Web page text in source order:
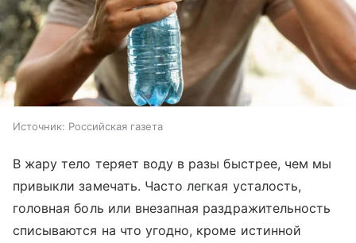
Источник: Российская газета
В жару тело теряет воду в разы быстрее, чем мы
привыкли замечать. Часто легкая усталость,
головная боль или внезапная раздражительность
списываются на что угодно, кроме истинной